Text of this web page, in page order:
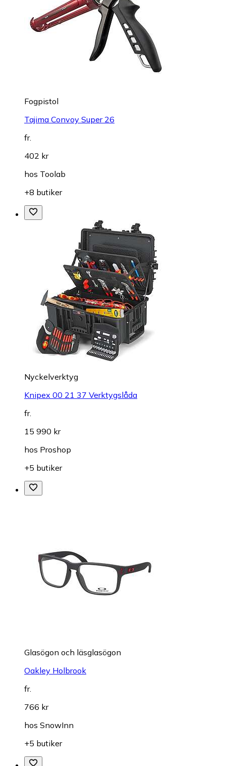
Fogpistol
Tajima Convoy Super 26
fr.
402 kr
hos Toolab
+8 butiker
Nyckelverktyg
Knipex 00 21 37 Verktygslåda
fr.
15 990 kr
hos Proshop
+5 butiker
Glasögon och läsglasögon
Oakley Holbrook
fr.
766 kr
hos SnowInn
+5 butiker